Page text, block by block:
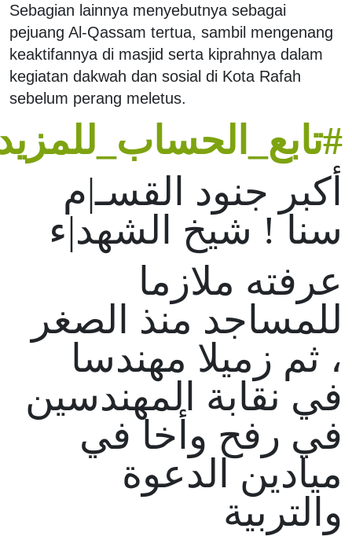
Sebagian lainnya menyebutnya sebagai
pejuang Al-Qassam tertua, sambil mengenang
keaktifannya di masjid serta kiprahnya dalam
kegiatan dakwah dan sosial di Kota Rafah
sebelum perang meletus.
أكبر جنود القسـ|م
سنا ! شيخ الشهد|ء
عرفته ملازما
للمساجد منذ الصغر
، ثم زميلا مهندسا
في نقابة المهندسين
في رفح وأخا في
ميادين الدعوة
والتربية